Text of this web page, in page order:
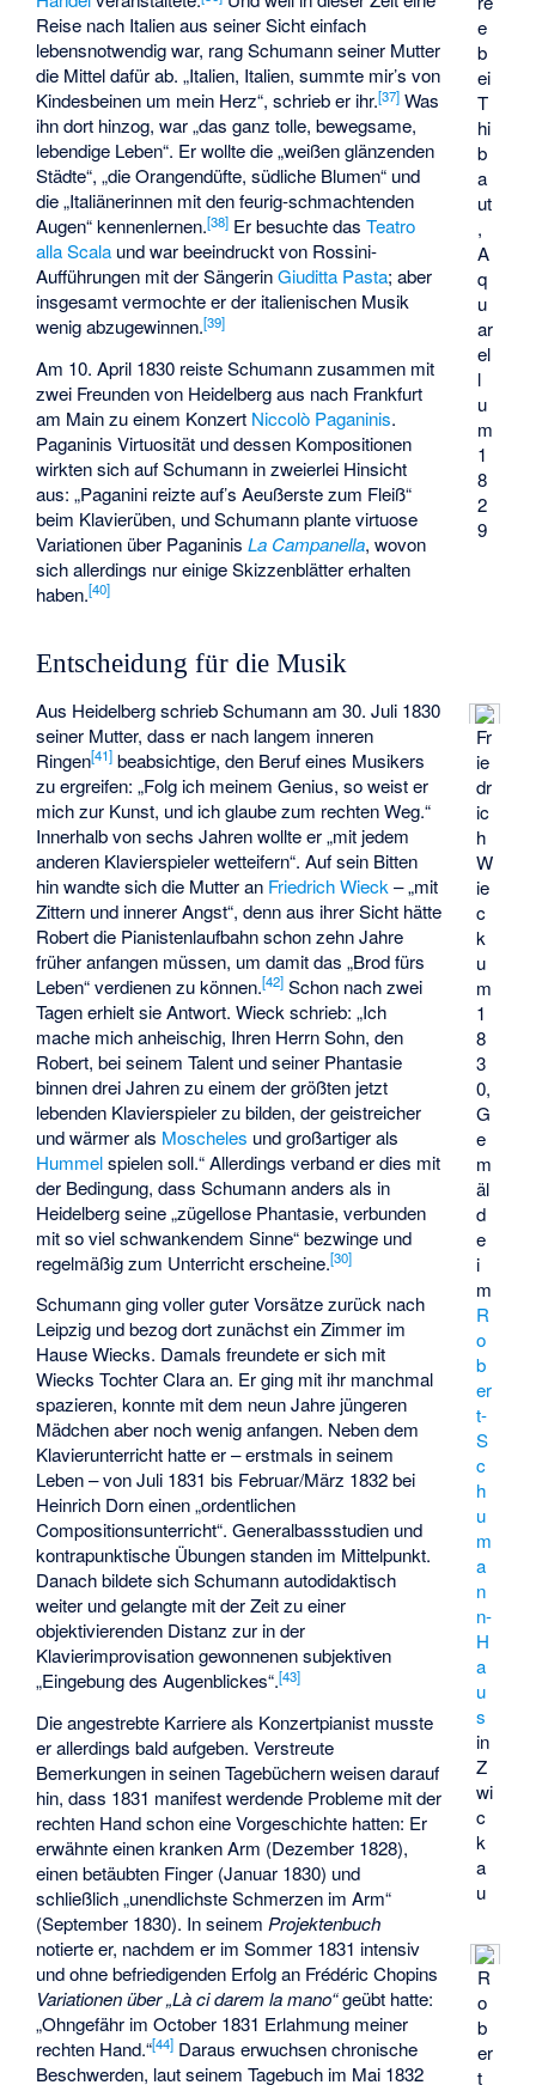
e
b
ei
T
hi
b
a
ut
,
A
q
u
ar
el
l
u
m
1
8
2
9
Reise nach Italien aus seiner Sicht einfach
lebensnotwendig war, rang Schumann seiner Mutter
die Mittel dafür ab. „Italien, Italien, summte mir’s von
Kindesbeinen um mein Herz“, schrieb er ihr.[37] Was
ihn dort hinzog, war „das ganz tolle, bewegsame,
lebendige Leben“. Er wollte die „weißen glänzenden
Städte“, „die Orangendüfte, südliche Blumen“ und
die „Italiänerinnen mit den feurig-schmachtenden
Augen“ kennenlernen.[38] Er besuchte dasTeatro
alla Scala und war beeindruckt von Rossini-
Aufführungen mit der SängerinGiuditta Pasta; aber
insgesamt vermochte er der italienischen Musik
wenig abzugewinnen.[39]
Am 10. April 1830 reiste Schumann zusammen mit
zwei Freunden von Heidelberg aus nach Frankfurt
am Main zu einem Konzert Niccolò Paganinis.
Paganinis Virtuosität und dessen Kompositionen
wirkten sich auf Schumann in zweierlei Hinsicht
aus: „Paganini reizte auf’s Aeußerste zum Fleiß“
beim Klavierüben, und Schumann plante virtuose
Variationen über PaganinisLa Campanella, wovon
sich allerdings nur einige Skizzenblätter erhalten
haben.[40]
Entscheidung für die Musik
Fr
ie
dr
ic
h
W
ie
c
k
u
m
1
8
3
0,
G
e
m
äl
d
e
i
m
R
o
b
er
t-
S
c
h
u
m
a
n
n-
H
a
u
s
in
Z
wi
c
k
a
u
R
o
b
er
t
Aus Heidelberg schrieb Schumann am 30. Juli 1830
seiner Mutter, dass er nach langem inneren
Ringen[41] beabsichtige, den Beruf eines Musikers
zu ergreifen: „Folg ich meinem Genius, so weist er
mich zur Kunst, und ich glaube zum rechten Weg.“
Innerhalb von sechs Jahren wollte er „mit jedem
anderen Klavierspieler wetteifern“. Auf sein Bitten
hin wandte sich die Mutter an Friedrich Wieck – „mit
Zittern und innerer Angst“, denn aus ihrer Sicht hätte
Robert die Pianistenlaufbahn schon zehn Jahre
früher anfangen müssen, um damit das „Brod fürs
Leben“ verdienen zu können.[42] Schon nach zwei
Tagen erhielt sie Antwort. Wieck schrieb: „Ich
mache mich anheischig, Ihren Herrn Sohn, den
Robert, bei seinem Talent und seiner Phantasie
binnen drei Jahren zu einem der größten jetzt
lebenden Klavierspieler zu bilden, der geistreicher
und wärmer als Moscheles und großartiger als
Hummelspielen soll.“ Allerdings verband er dies mit
der Bedingung, dass Schumann anders als in
Heidelberg seine „zügellose Phantasie, verbunden
mit so viel schwankendem Sinne“ bezwinge und
regelmäßig zum Unterricht erscheine.[30]
Schumann ging voller guter Vorsätze zurück nach
Leipzig und bezog dort zunächst ein Zimmer im
Hause Wiecks. Damals freundete er sich mit
Wiecks Tochter Clara an. Er ging mit ihr manchmal
spazieren, konnte mit dem neun Jahre jüngeren
Mädchen aber noch wenig anfangen. Neben dem
Klavierunterricht hatte er – erstmals in seinem
Leben – von Juli 1831 bis Februar/März 1832 bei
Heinrich Dorn einen „ordentlichen
Compositionsunterricht“. Generalbassstudien und
kontrapunktische Übungen standen im Mittelpunkt.
Danach bildete sich Schumann autodidaktisch
weiter und gelangte mit der Zeit zu einer
objektivierenden Distanz zur in der
Klavierimprovisation gewonnenen subjektiven
„Eingebung des Augenblickes“.[43]
Die angestrebte Karriere als Konzertpianist musste
er allerdings bald aufgeben. Verstreute
Bemerkungen in seinen Tagebüchern weisen darauf
hin, dass 1831 manifest werdende Probleme mit der
rechten Hand schon eine Vorgeschichte hatten: Er
erwähnte einen kranken Arm (Dezember 1828),
einen betäubten Finger (Januar 1830) und
schließlich „unendlichste Schmerzen im Arm“
(September 1830). In seinem Projektenbuch
notierte er, nachdem er im Sommer 1831 intensiv
und ohne befriedigenden Erfolg an Frédéric Chopins
Variationen über „Là ci darem la mano“geübt hatte:
„Ohngefähr im October 1831 Erlahmung meiner
rechten Hand.“[44] Daraus erwuchsen chronische
Beschwerden, laut seinem Tagebuch im Mai 1832